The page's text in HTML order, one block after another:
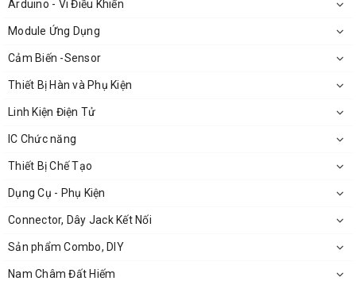
đầu cấp nguồn
Thông Số Kĩ Thuật:
Arduino - Vi Điều Khiển
Module Ứng Dụng
Cảm Biến -Sensor
Thiết Bị Hàn và Phụ Kiện
Linh Kiện Điện Tử
IC Chức năng
Thiết Bị Chế Tạo
Dụng Cụ - Phụ Kiện
Connector, Dây Jack Kết Nối
Sản phẩm Combo, DIY
Nam Châm Đất Hiếm